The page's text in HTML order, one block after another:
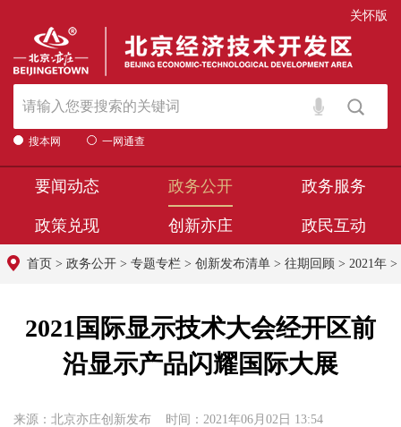
关怀版
搜本网 一网通查
要闻动态 政务公开 政务服务
政策兑现 创新亦庄 政民互动
首页 > 政务公开 > 专题专栏 > 创新发布清单 > 往期回顾 > 2021年 >
2021国际显示技术大会经开区前
沿显示产品闪耀国际大展
来源：北京亦庄创新发布 时间：2021年06月02日 13:54